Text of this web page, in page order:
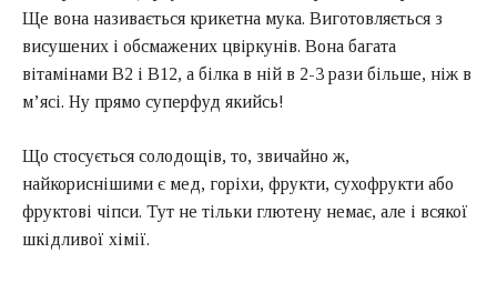
Ще вона називається крикетна мука. Виготовляється з
висушених і обсмажених цвіркунів. Вона багата
вітамінами В2 і В12, а білка в ній в 2-3 рази більше, ніж в
м’ясі. Ну прямо суперфуд якийсь!
Що стосується солодощів, то, звичайно ж,
найкориснішими є мед, горіхи, фрукти, сухофрукти або
фруктові чіпси. Тут не тільки глютену немає, але і всякої
шкідливої хімії.